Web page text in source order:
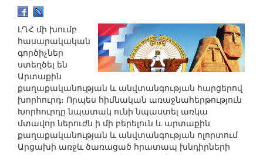
ԼՂՀ մի խումբ
հասարակական
գործիչներ
ստեղծել են
Արտաքին
քաղաքականության և անվտանգության հարցերով
խորհուրդ։ Որպես հիմնական առաջնահերթություն
Խորհուրդը նպատակ ունի նպաստել առկա
մտավոր ներուժն ի մի բերելուն և արտաքին
քաղաքականության և անվտանգության ոլորտում
Արցախի առջև ծառացած հրատապ խնդիրների